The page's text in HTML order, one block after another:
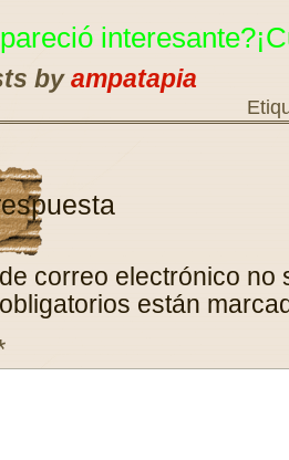
byampatapia
correo electrónico no
están